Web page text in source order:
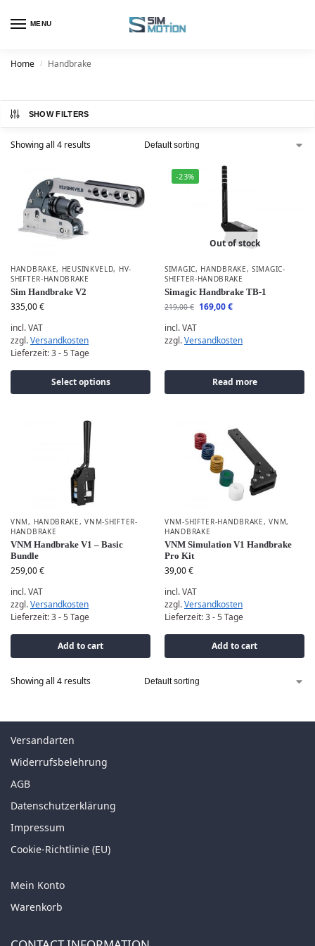
MENU
Home / Handbrake
SHOW FILTERS
Showing all 4 results
HANDBRAKE, HEUSINKVELD, HV-
SHIFTER-HANDBRAKE
Sim Handbrake V2
335,00€
incl. VAT
zzgl.Versandkosten
Lieferzeit:3 - 5 Tage
Select options
-23%
Out of stock
SIMAGIC, HANDBRAKE,SIMAGIC-
SHIFTER-HANDBRAKE
Simagic Handbrake TB-1
219,00€ 169,00€
incl. VAT
zzgl.Versandkosten
Read more
VNM, HANDBRAKE,VNM-SHIFTER-
HANDBRAKE
VNM Handbrake V1 – Basic
Bundle
259,00€
incl. VAT
zzgl.Versandkosten
Lieferzeit:3 - 5 Tage
Add to cart
VNM-SHIFTER-HANDBRAKE,VNM,
HANDBRAKE
VNM Simulation V1 Handbrake
Pro Kit
39,00€
incl. VAT
zzgl.Versandkosten
Lieferzeit:3 - 5 Tage
Add to cart
Showing all 4 results
Versandarten
Widerrufsbelehrung
AGB
Datenschutzerklärung
Impressum
Cookie-Richtlinie (EU)
Mein Konto
Warenkorb